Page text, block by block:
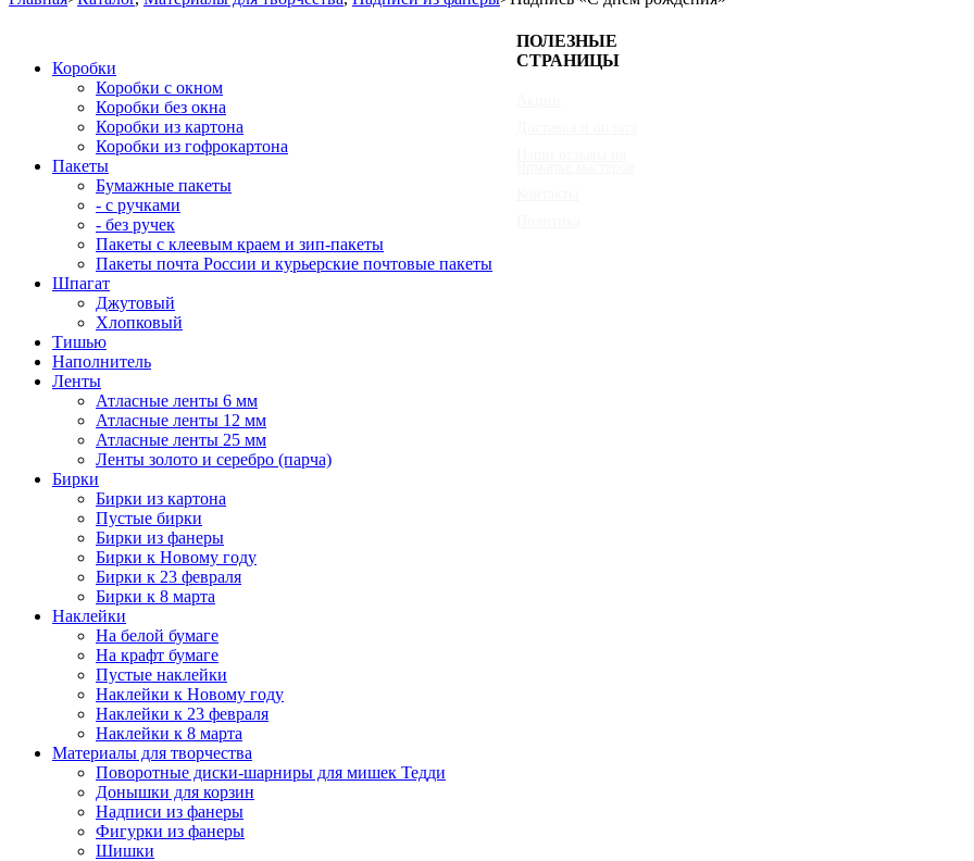
Коробки
Коробки с окном
Коробки без окна
Коробки из картона
Коробки из гофрокартона
Пакеты
Бумажные пакеты
- с ручками
- без ручек
Пакеты с клеевым краем и зип-пакеты
Пакеты почта России и курьерские почтовые пакеты
Шпагат
Джутовый
Хлопковый
Тишью
Наполнитель
Ленты
Атласные ленты 6 мм
Атласные ленты 12 мм
Атласные ленты 25 мм
Ленты золото и серебро (парча)
Бирки
Бирки из картона
Пустые бирки
Бирки из фанеры
Бирки к Новому году
Бирки к 23 февраля
Бирки к 8 марта
Наклейки
На белой бумаге
На крафт бумаге
Пустые наклейки
Наклейки к Новому году
Наклейки к 23 февраля
Наклейки к 8 марта
Материалы для творчества
Поворотные диски-шарниры для мишек Тедди
Донышки для корзин
Надписи из фанеры
Фигурки из фанеры
Шишки
ПОЛЕЗНЫЕ
СТРАНИЦЫ